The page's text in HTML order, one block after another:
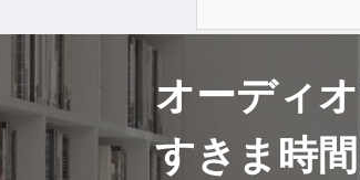
オーディ
すきま時